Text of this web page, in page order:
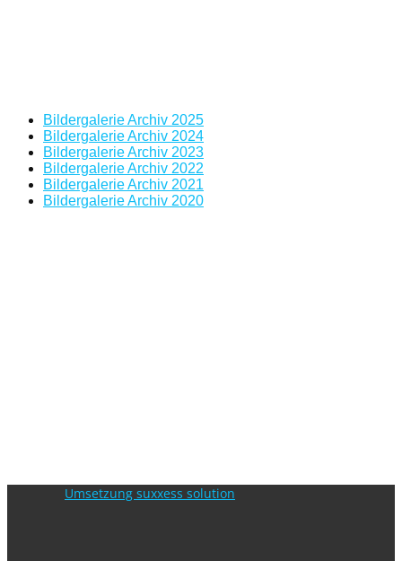
Bildergalerie Archiv 2025
Bildergalerie Archiv 2024
Bildergalerie Archiv 2023
Bildergalerie Archiv 2022
Bildergalerie Archiv 2021
Bildergalerie Archiv 2020
Umsetzung suxxess solution